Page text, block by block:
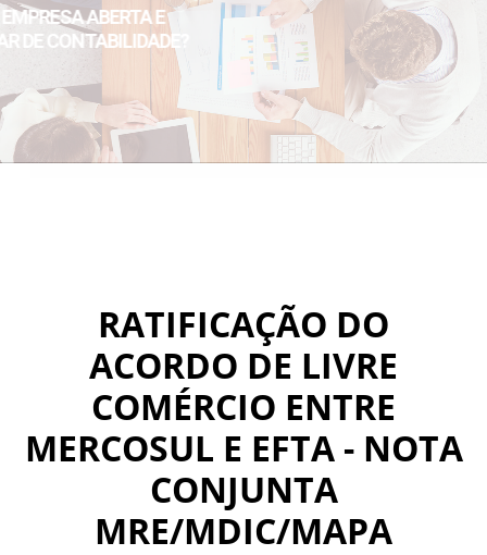
EMPRESA ABERTA E
MUDAR DE CONTABILIDADE?
RATIFICAÇÃO DO
ACORDO DE LIVRE
COMÉRCIO ENTRE
MERCOSUL E EFTA - NOTA
CONJUNTA
MRE/MDIC/MAPA